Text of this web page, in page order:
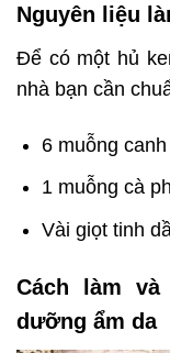
Nguyên liệu
Để có một hủ
nhà bạn cần
6 muỗng
1 muỗng cà
Vài giọt tinh
Cách làm
dưỡng ẩm da